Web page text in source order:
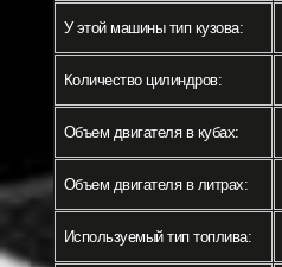
У этой машины тип кузова:
Количество цилиндров:
Объем двигателя в кубах:
Объем двигателя в литрах:
Используемый тип топлива: